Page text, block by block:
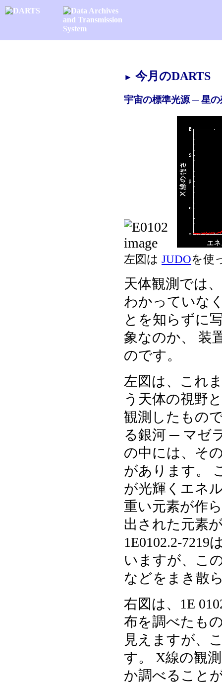
► 今月のDARTS
宇宙の標準光源 ─ 星
左図は JUDOを使
天体観測では
わかっていな
とを知らずに
象なのか、 装
のです。
左図は、これ
う天体の視野
観測したもの
る銀河 ─ マゼ
の中には、そ
があります。
が光輝くエネ
重い元素が作
出された元素
1E0102.2-
いますが、こ
などをまき散
右図は、1E
布を調べたも
見えますが、
す。 X線の観
か調べること